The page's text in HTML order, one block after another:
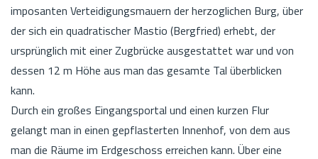
imposanten Verteidigungsmauern der herzoglichen Burg, über
der sich ein quadratischer Mastio (Bergfried) erhebt, der
ursprünglich mit einer Zugbrücke ausgestattet war und von
dessen 12 m Höhe aus man das gesamte Tal überblicken
kann.
Durch ein großes Eingangsportal und einen kurzen Flur
gelangt man in einen gepflasterten Innenhof, von dem aus
man die Räume im Erdgeschoss erreichen kann. Über eine